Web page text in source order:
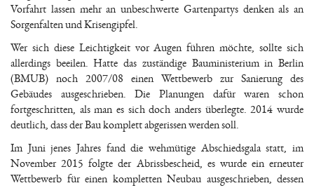
Vorfahrt lassen mehr an unbeschwerte Gartenpartys denken als an
Sorgenfalten und Krisengipfel.
Wer sich diese Leichtigkeit vor Augen führen möchte, sollte sich
allerdings beeilen. Hatte das zuständige Bauministerium in Berlin
(BMUB) noch 2007/08 einen Wettbewerb zur Sanierung des
Gebäudes ausgeschrieben. Die Planungen dafür waren schon
fortgeschritten, als man es sich doch anders überlegte. 2014 wurde
deutlich, dass der Bau komplett abgerissen werden soll.
Im Juni jenes Jahres fand die wehmütige Abschiedsgala statt, im
November 2015 folgte der Abrissbescheid, es wurde ein erneuter
Wettbewerb für einen kompletten Neubau ausgeschrieben, dessen